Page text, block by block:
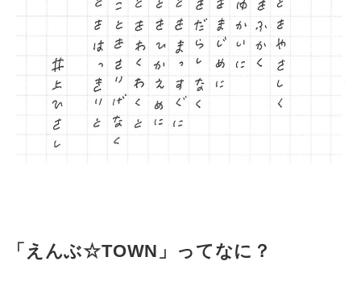
「えんぶ☆TOWN」ってなに？